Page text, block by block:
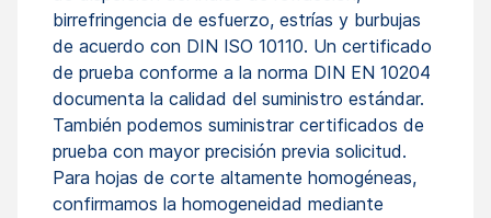
birrefringencia de esfuerzo, estrías y burbujas
de acuerdo con DIN ISO 10110. Un certificado
de prueba conforme a la norma DIN EN 10204
documenta la calidad del suministro estándar.
También podemos suministrar certificados de
prueba con mayor precisión previa solicitud.
Para hojas de corte altamente homogéneas,
confirmamos la homogeneidad mediante